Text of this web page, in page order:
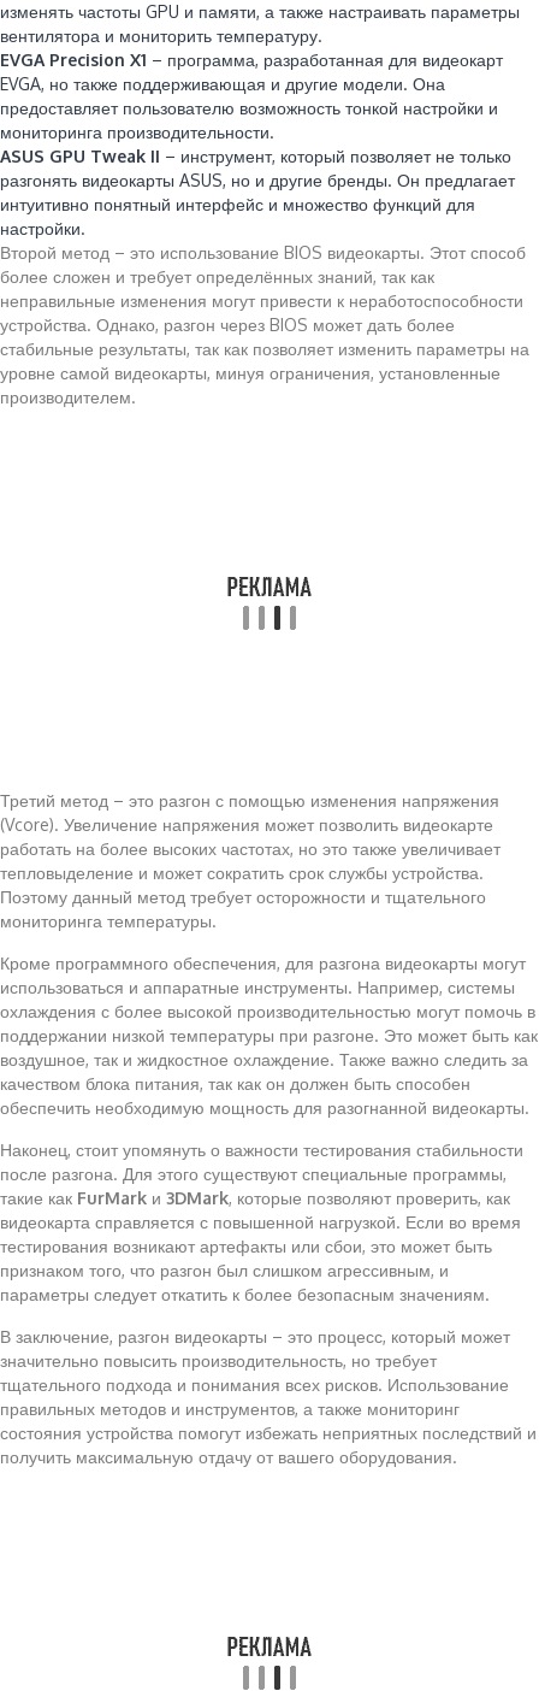
изменять частоты GPU и памяти, а также настраивать параметры
вентилятора и мониторить температуру.
EVGA Precision X1 – программа, разработанная для видеокарт
EVGA, но также поддерживающая и другие модели. Она
предоставляет пользователю возможность тонкой настройки и
мониторинга производительности.
ASUS GPU Tweak II – инструмент, который позволяет не только
разгонять видеокарты ASUS, но и другие бренды. Он предлагает
интуитивно понятный интерфейс и множество функций для
настройки.
Второй метод – это использование BIOS видеокарты. Этот способ
более сложен и требует определённых знаний, так как
неправильные изменения могут привести к неработоспособности
устройства. Однако, разгон через BIOS может дать более
стабильные результаты, так как позволяет изменить параметры на
уровне самой видеокарты, минуя ограничения, установленные
производителем.
Третий метод – это разгон с помощью изменения напряжения
(Vcore). Увеличение напряжения может позволить видеокарте
работать на более высоких частотах, но это также увеличивает
тепловыделение и может сократить срок службы устройства.
Поэтому данный метод требует осторожности и тщательного
мониторинга температуры.
Кроме программного обеспечения, для разгона видеокарты могут
использоваться и аппаратные инструменты. Например, системы
охлаждения с более высокой производительностью могут помочь в
поддержании низкой температуры при разгоне. Это может быть как
воздушное, так и жидкостное охлаждение. Также важно следить за
качеством блока питания, так как он должен быть способен
обеспечить необходимую мощность для разогнанной видеокарты.
Наконец, стоит упомянуть о важности тестирования стабильности
после разгона. Для этого существуют специальные программы,
такие как FurMark и 3DMark, которые позволяют проверить, как
видеокарта справляется с повышенной нагрузкой. Если во время
тестирования возникают артефакты или сбои, это может быть
признаком того, что разгон был слишком агрессивным, и
параметры следует откатить к более безопасным значениям.
В заключение, разгон видеокарты – это процесс, который может
значительно повысить производительность, но требует
тщательного подхода и понимания всех рисков. Использование
правильных методов и инструментов, а также мониторинг
состояния устройства помогут избежать неприятных последствий и
получить максимальную отдачу от вашего оборудования.